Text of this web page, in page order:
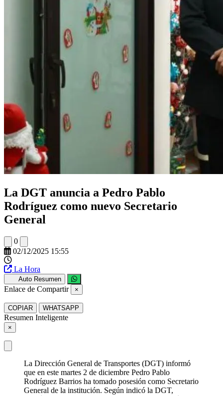
La DGT anuncia a Pedro Pablo
Rodríguez como nuevo Secretario
General
0
02/12/2025 15:55
La Hora
Auto Resumen
Enlace de Compartir ×
COPIAR WHATSAPP
Resumen Inteligente
×
La Dirección General de Transportes (DGT) informó
que en este martes 2 de diciembre Pedro Pablo
Rodríguez Barrios ha tomado posesión como Secretario
General de la institución. Según indicó la DGT,